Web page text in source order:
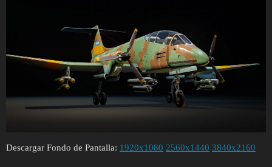
Descargar Fondo de Pantalla: 1920x1080 2560x1440 3840x2160